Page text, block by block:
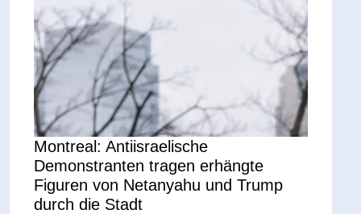
Montreal: Antiisraelische
Demonstranten tragen erhängte
Figuren von Netanyahu und Trump
durch die Stadt